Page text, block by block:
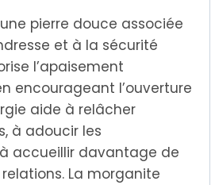
pierre douce associée
et à la sécurité
l’apaisement
encourageant l’ouverture
aide à relâcher
à adoucir les
accueillir davantage de
La morganite